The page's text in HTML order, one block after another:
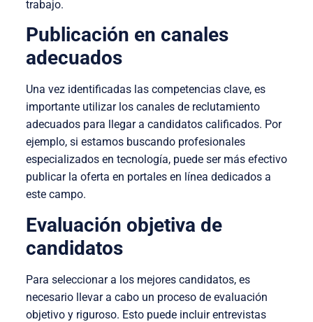
trabajo.
Publicación en canales
adecuados
Una vez identificadas las competencias clave, es
importante utilizar los canales de reclutamiento
adecuados para llegar a candidatos calificados. Por
ejemplo, si estamos buscando profesionales
especializados en tecnología, puede ser más efectivo
publicar la oferta en portales en línea dedicados a
este campo.
Evaluación objetiva de
candidatos
Para seleccionar a los mejores candidatos, es
necesario llevar a cabo un proceso de evaluación
objetivo y riguroso. Esto puede incluir entrevistas